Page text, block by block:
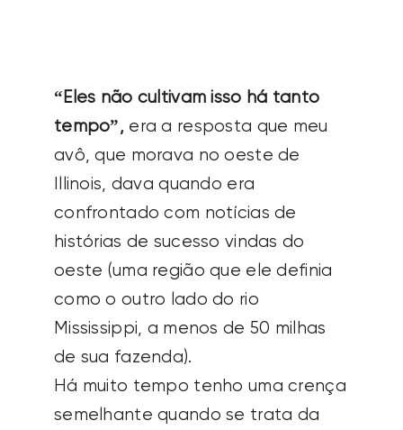
“Eles não cultivam isso há tanto
tempo”,era a resposta que meu
avô, que morava no oeste de
Illinois, dava quando era
confrontado com notícias de
histórias de sucesso vindas do
oeste (uma região que ele definia
como o outro lado do rio
Mississippi, a menos de 50 milhas
de sua fazenda).
Há muito tempo tenho uma crença
semelhante quando se trata da